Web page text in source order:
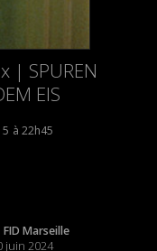
| SPUREN
EIS
22h45
FID Marseille
juin 2024